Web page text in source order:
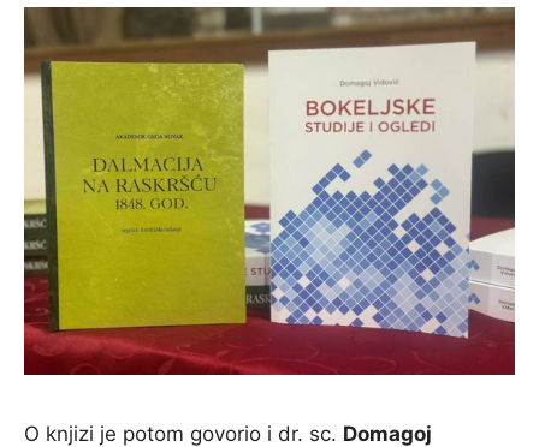
O knjizi je potom govorio i dr. sc. Domagoj